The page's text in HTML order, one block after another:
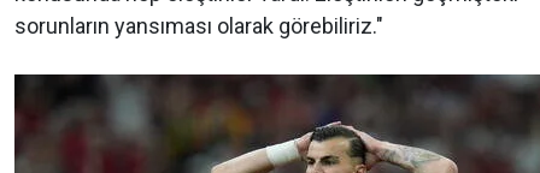
sorunların yansıması olarak görebiliriz."